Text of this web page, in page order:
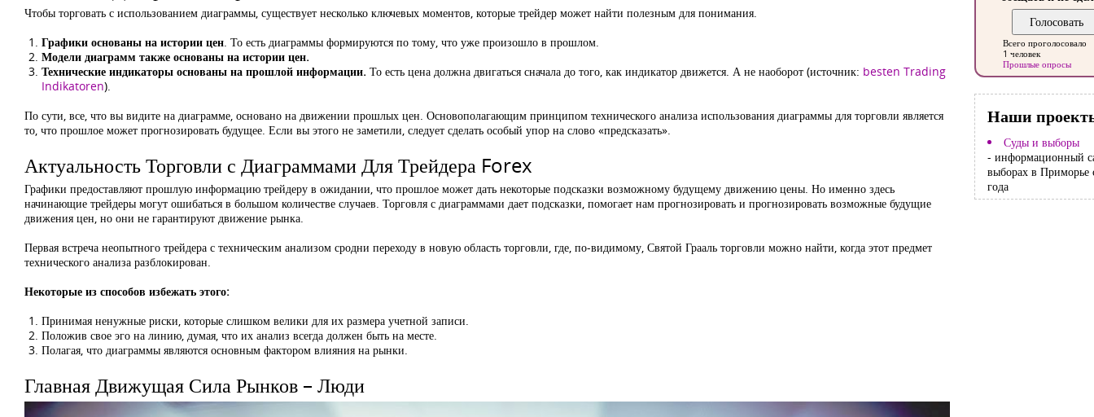
Чтобы торговать с использованием диаграммы, существует несколько ключевых моментов, которые трейдер может найти полезным для понимания.
Графики основаны на истории цен . То есть диаграммы формируются по тому, что уже произошло в прошлом.
Модели диаграмм также основаны на истории цен.
Технические индикаторы основаны на прошлой информации. То есть цена должна двигаться сначала до того, как индикатор движется. А не наоборот (источник: besten Trading
Indikatoren).
По сути, все, что вы видите на диаграмме, основано на движении прошлых цен. Основополагающим принципом технического анализа использования диаграммы для торговли является
то, что прошлое может прогнозировать будущее. Если вы этого не заметили, следует сделать особый упор на слово «предсказать».
Актуальность Торговли с Диаграммами Для Трейдера Forex
Графики предоставляют прошлую информацию трейдеру в ожидании, что прошлое может дать некоторые подсказки возможному будущему движению цены. Но именно здесь
начинающие трейдеры могут ошибаться в большом количестве случаев. Торговля с диаграммами дает подсказки, помогает нам прогнозировать и прогнозировать возможные будущие
движения цен, но они не гарантируют движение рынка.
Первая встреча неопытного трейдера с техническим анализом сродни переходу в новую область торговли, где, по-видимому, Святой Грааль торговли можно найти, когда этот предмет
технического анализа разблокирован.
Некоторые из способов избежать этого:
Принимая ненужные риски, которые слишком велики для их размера учетной записи.
Положив свое эго на линию, думая, что их анализ всегда должен быть на месте.
Полагая, что диаграммы являются основным фактором влияния на рынки.
Главная Движущая Сила Рынков – Люди
Всего проголосовало
1 человек
Прошлые опросы
Наши
Суды и выборы
- информационный
выборах в Приморье
года